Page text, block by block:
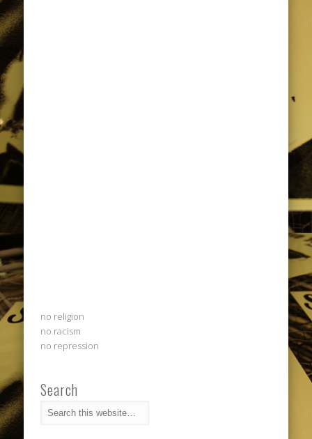
no religion
no racism
no repression
Search